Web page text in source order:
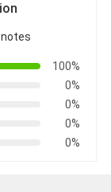
100%
0%
0%
0%
0%